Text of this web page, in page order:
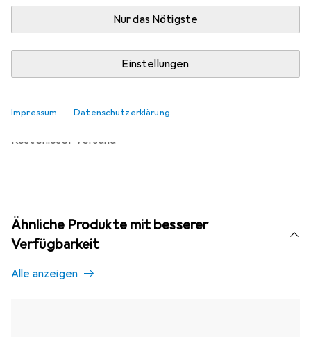
Nur das Nötigste
Einstellungen
Impressum Datenschutzerklärung
Benachrichtigen, wenn schneller verfügbar
In den Warenkorb
kostenloser Versand
Ähnliche Produkte mit besserer
Verfügbarkeit
Alle anzeigen